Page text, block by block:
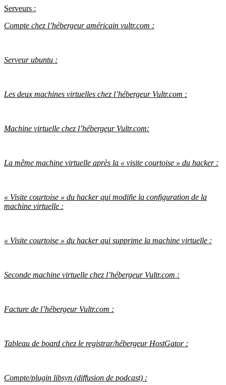
Serveurs :
Compte chez l’hébergeur américain vultr.com :
Serveur ubuntu :
Les deux machines virtuelles chez l’hébergeur Vultr.com :
Machine virtuelle chez l’hébergeur Vultr.com:
La même machine virtuelle après la « visite courtoise » du hacker :
« Visite courtoise » du hacker qui modifie la configuration de la
machine virtuelle :
« Visite courtoise » du hacker qui supprime la machine virtuelle :
Seconde machine virtuelle chez l’hébergeur Vultr.com :
Facture de l’hébergeur Vultr.com :
Tableau de board chez le registrar/hébergeur HostGator :
Compte/plugin libsyn (diffusion de podcast) :